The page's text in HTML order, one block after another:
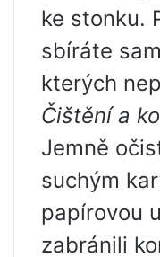
ke stonku.
sbíráte
kterých
Čištění a
Jemně
suchým
papírovou
zabránili